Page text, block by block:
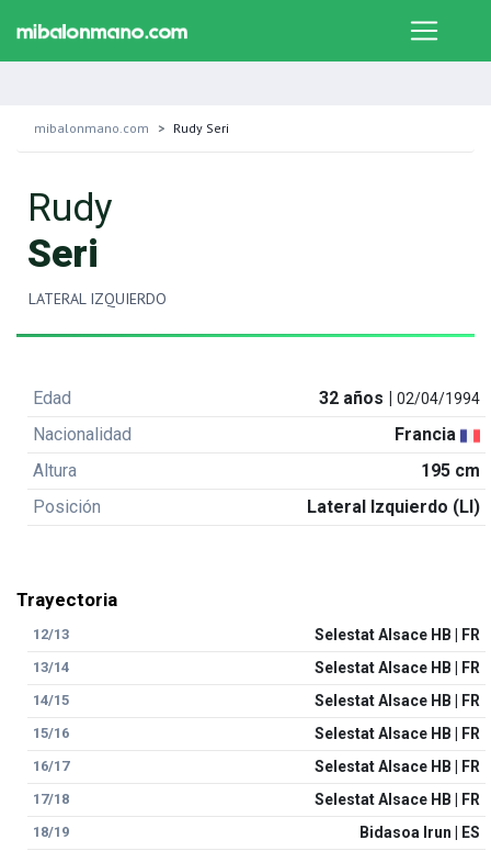
mibalonmano.com Rudy Seri
Rudy
Seri
LATERAL IZQUIERDO
Edad 32 años |02/04/1994
Nacionalidad
Francia
Altura
195 cm
Posición
Lateral Izquierdo (LI)
Trayectoria
12/13 Selestat Alsace HB | FR
13/14 Selestat Alsace HB | FR
14/15 Selestat Alsace HB | FR
15/16 Selestat Alsace HB | FR
16/17 Selestat Alsace HB | FR
17/18 Selestat Alsace HB | FR
18/19 Bidasoa Irun | ES